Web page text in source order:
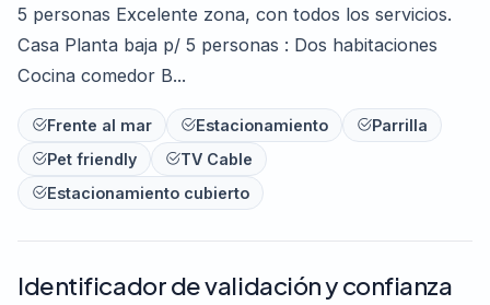
5 personas Excelente zona, con todos los servicios.
Casa Planta baja p/ 5 personas : Dos habitaciones
Cocina comedor B...
Frente al mar Estacionamiento
Parrilla
Pet friendly
TV Cable
Estacionamiento cubierto
Identificador de validación y confianza